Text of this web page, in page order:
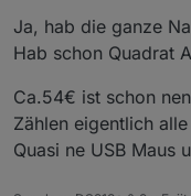
Ja, hab die ganze
Hab schon Quadrat
Ca.54€ ist schon
Zählen eigentlich
Quasi ne USB Maus